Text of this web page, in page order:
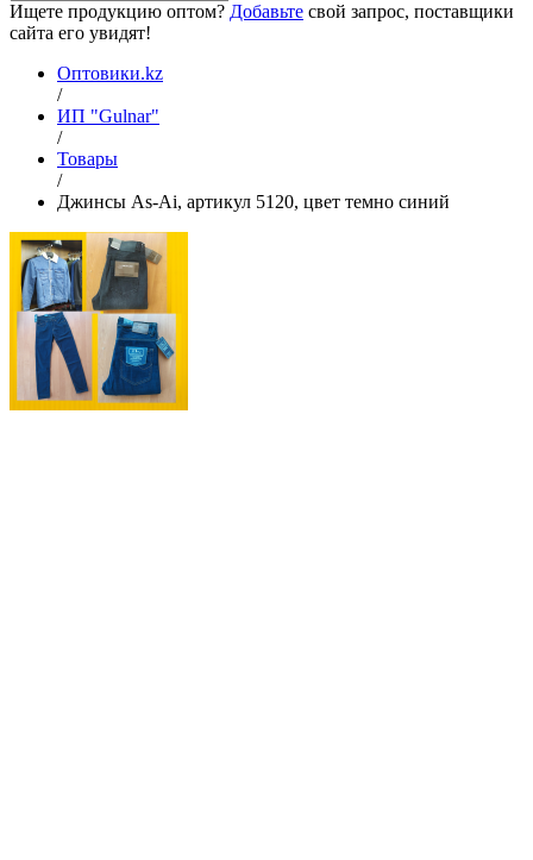
Ищете продукцию оптом? Добавьте свой запрос, поставщики
сайта его увидят!
Оптовики.kz
/
ИП "Gulnar"
/
Товары
/
Джинсы As-Ai, артикул 5120, цвет темно синий